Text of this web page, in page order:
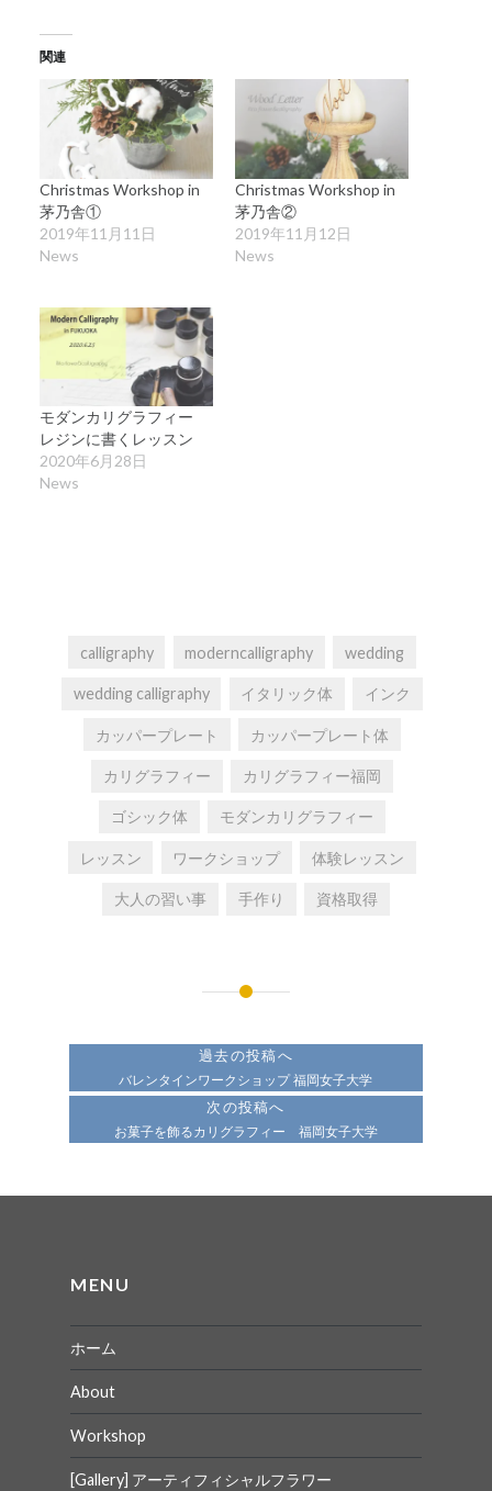
関連
Christmas Workshop in
茅乃舎①
2019年11月11日
News
Christmas Workshop in
茅乃舎②
2019年11月12日
News
モダンカリグラフィー
レジンに書くレッスン
2020年6月28日
News
calligraphy moderncalligraphy wedding
wedding calligraphy イタリック体 インク
カッパープレート カッパープレート体
カリグラフィー カリグラフィー福岡
ゴシック体 モダンカリグラフィー
レッスン ワークショップ 体験レッスン
大人の習い事 手作り 資格取得
ー
過去の投稿へ
バレンタインワークショップ 福岡女子大学
次の投稿へ
お菓子を飾るカリグラフィー 福岡女子大学
MENU
ホーム
About
Workshop
[Gallery] アーティフィシャルフラワー